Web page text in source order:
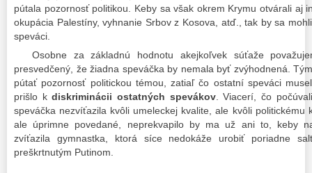
pútala pozornosť politikou. Keby sa však okrem Krymu otvárali aj
okupácia Palestíny, vyhnanie Srbov z Kosova, atď., tak by sa
speváci.
Osobne za základnú hodnotu akejkoľvek súťaže
presvedčený, že žiadna speváčka by nemala byť zvýhodnená.
pútať pozornosť politickou témou, zatiaľ čo ostatní speváci
prišlo kdiskriminácii ostatných spevákov. Viacerí, čo
speváčka nezvíťazila kvôli umeleckej kvalite, ale kvôli politickému
ale úprimne povedané, neprekvapilo by ma už ani to, keby
zvíťazila gymnastka, ktorá síce nedokáže urobiť poriadne
preškrtnutým Putinom.